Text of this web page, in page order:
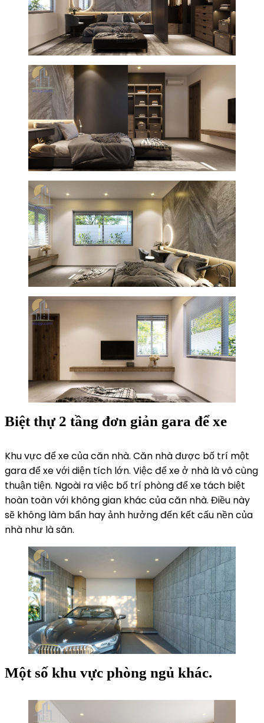
Biệt thự 2 tầng đơn giản gara để xe
Khu vực để xe của căn nhà. Căn nhà được bố trí một
gara để xe với diện tích lớn. Việc để xe ở nhà là vô cùng
thuận tiện. Ngoài ra việc bố trí phòng để xe tách biệt
hoàn toàn với không gian khác của căn nhà. Điều này
sẽ không làm bẩn hay ảnh hưởng đến kết cấu nền của
nhà như là sân.
Một số khu vực phòng ngủ khác.